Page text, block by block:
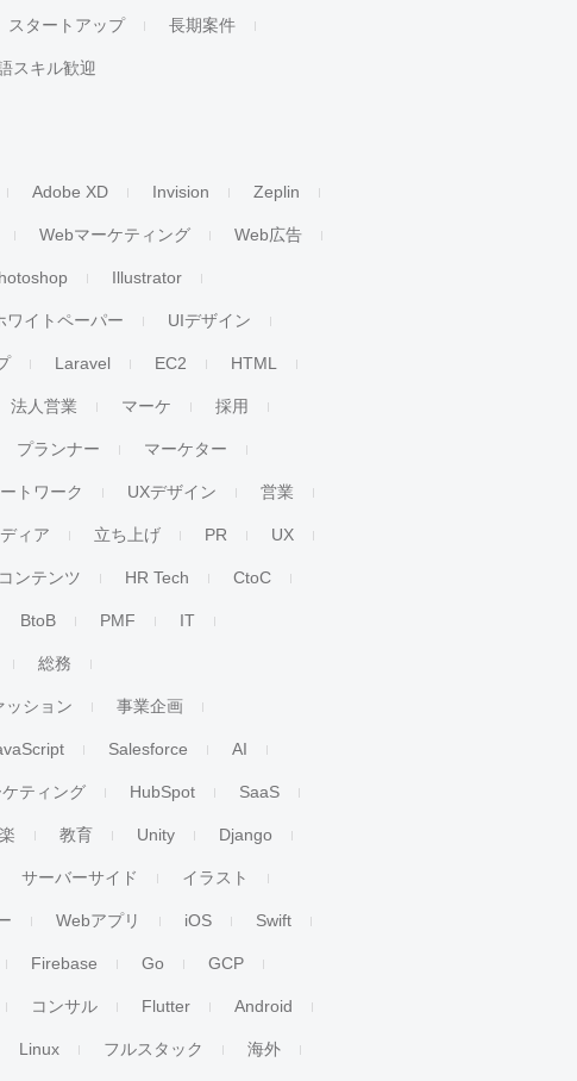
スタートアップ 長期案件
スキル歓迎
Adobe XD Invision Zeplin
Webマーケティング Web広告
Illustrator
ワイトペーパー UIデザイン
Laravel EC2 HTML
法人営業 マーケ 採用
プランナー マーケター
トワーク UXデザイン 営業
ディア 立ち上げ PR UX
コンテンツ HR Tech CtoC
BtoB PMF IT
総務
ッション 事業企画
Salesforce AI
ティング HubSpot SaaS
教育 Unity Django
サーバーサイド イラスト
Webアプリ iOS Swift
Firebase Go GCP
コンサル Flutter Android
Linux フルスタック 海外